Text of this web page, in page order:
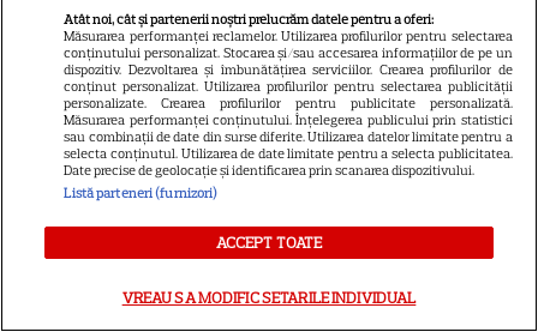
7 august 2026. Venus va intra
în zodia Balanței
Ulei de perilla – ce este și ce
beneficii are
Atât noi, cât și partenerii noștri prelucrăm datele pentru a oferi:
Măsurarea performanței reclamelor. Utilizarea profilurilor pentru selectarea
conținutului personalizat. Stocarea și/sau accesarea informațiilor de pe un
dispozitiv. Dezvoltarea și îmbunătățirea serviciilor. Crearea profilurilor de
conținut personalizat. Utilizarea profilurilor pentru selectarea publicității
personalizate. Crearea profilurilor pentru publicitate personalizată.
Măsurarea performanței conținutului. Înțelegerea publicului prin statistici
sau combinații de date din surse diferite. Utilizarea datelor limitate pentru a
selecta conținutul. Utilizarea de date limitate pentru a selecta publicitatea.
Date precise de geolocație și identificarea prin scanarea dispozitivului.
Listă parteneri (furnizori)
ACCEPT TOATE
VREAU SA MODIFIC SETARILE INDIVIDUAL